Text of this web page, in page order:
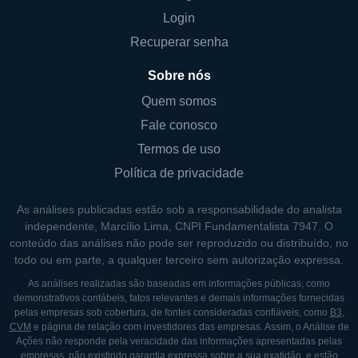
em mercados adjacentes e diversificar seus
serviços para melhor atender às
A filosofia da empresa envolve priorizar o
desenvolvimento de relacionamentos com
clientes, além de manter uma sólida base de
não só ajuda a construir uma marca
confiável, mas também assegura que a C&F
Financial permaneça competitiva no setor
financeiro.
CONTROLADORES E PRINCIPAIS
SÓCIOS
A C&F Financial é uma companhia pública, o
Login
Recuperar senha
Sobre nós
Quem somos
Fale conosco
Termos de uso
Política de privacidade
As análises publicadas estão sob a responsabilidade do analista
independente, Marcílio Lima, CNPI Fundamentalista 7947. O
conteúdo das análises não pode ser reproduzido ou distribuído, no
todo ou em parte, a qualquer terceiro sem autorização expressa.
As análises realizadas são baseadas em informações públicas, como
demonstrativos contábeis, fatos relevantes e demais informações fornecidas
pelas empresas sob cobertura, de fontes consideradas confiáveis, como B3,
CVM e página de relação com investidores das empresas. Assim, o Análise de
Ações não responde pela veracidade das informações apresentadas pelas
empresas, não existindo garantia expressa sobre a sua exatidão, e estão